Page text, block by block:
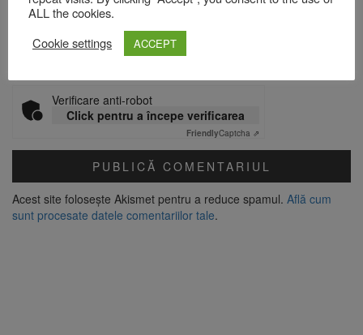
Verificare anti-robot
Click pentru a începe verificarea
FriendlyCaptcha ⇗
Acest site folosește Akismet pentru a reduce spamul. Află cum
sunt procesate datele comentariilor tale.
ALL the cookies.
Cookie settings
ACCEPT